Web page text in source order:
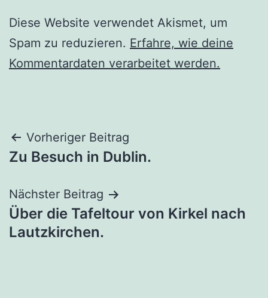
Diese Website verwendet Akismet, um
Spam zu reduzieren. Erfahre, wie deine
Kommentardaten verarbeitet werden.
Beitragsnavigation
Vorheriger Beitrag
Zu Besuch in Dublin.
Nächster Beitrag
Über die Tafeltour von Kirkel nach
Lautzkirchen.